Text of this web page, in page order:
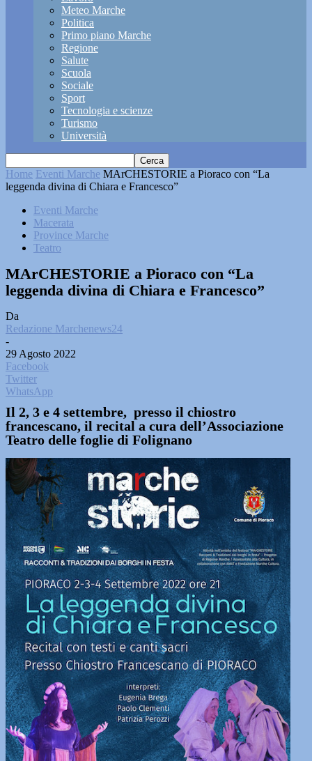
Meteo Marche
Politica
Primo piano Marche
Regione
Salute
Scuola
Sociale
Sport
Tecnologia e scienze
Turismo
Università
Home Eventi Marche MArCHESTORIE a Pioraco con “La
leggenda divina di Chiara e Francesco”
Eventi Marche
Macerata
Province Marche
Teatro
MArCHESTORIE a Pioraco con “La
leggenda divina di Chiara e Francesco”
Da
Redazione Marchenews24
-
29 Agosto 2022
Facebook
Twitter
WhatsApp
Il 2, 3 e 4 settembre, presso il chiostro
francescano, il recital a cura dell’Associazione
Teatro delle foglie di Folignano